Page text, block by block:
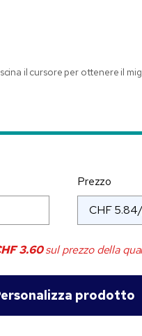
il cursore per ottenere il
Prezzo
3.60sul prezzo della